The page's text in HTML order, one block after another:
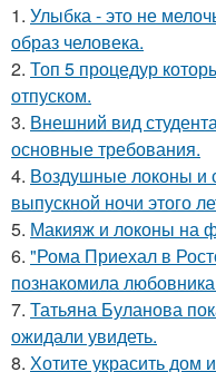
1. Улыбка - это не
образ человека.
2. Топ 5 процедур
отпуском.
3. Внешний вид
основные требования.
4. Воздушные локоны и
выпускной ночи этого
5. Макияж и локоны на
6. "Рома Приехал в
познакомила
7. Татьяна Буланова
ожидали увидеть.
8. Хотите украсить дом